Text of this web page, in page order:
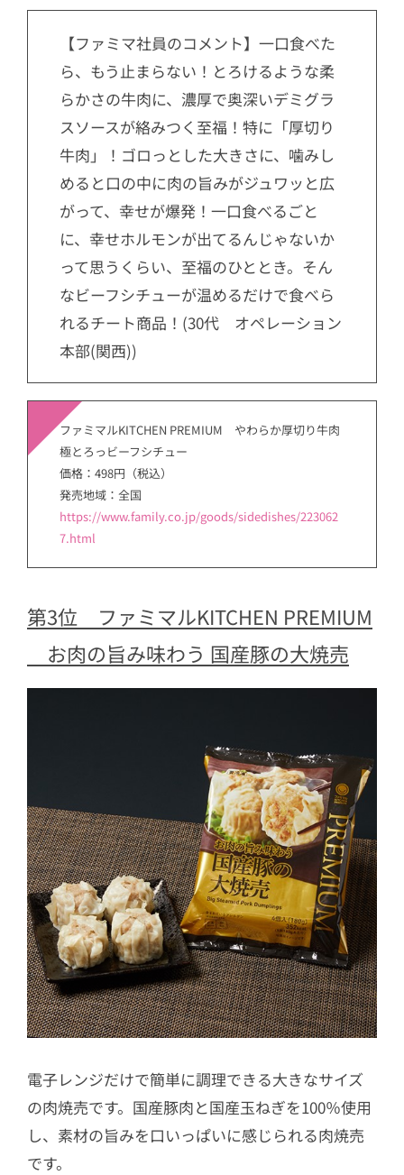
【ファミマ社員のコメント】一口食べた
ら、もう止まらない！とろけるような柔
らかさの牛肉に、濃厚で奥深いデミグラ
スソースが絡みつく至福！特に「厚切り
牛肉」！ゴロっとした大きさに、噛みし
めると口の中に肉の旨みがジュワッと広
がって、幸せが爆発！一口食べるごと
に、幸せホルモンが出てるんじゃないか
って思うくらい、至福のひととき。そん
なビーフシチューが温めるだけで食べら
れるチート商品！(30代 オペレーション
本部(関西))
ファミマルKITCHEN PREMIUM やわらか厚切り牛肉
極とろっビーフシチュー
価格：498円（税込）
発売地域：全国
https://www.family.co.jp/goods/sidedishes/223062
7.html
第3位 ファミマルKITCHEN PREMIUM
お肉の旨み味わう 国産豚の大焼売
電子レンジだけで簡単に調理できる大きなサイズ
の肉焼売です。国産豚肉と国産玉ねぎを100％使用
し、素材の旨みを口いっぱいに感じられる肉焼売
です。